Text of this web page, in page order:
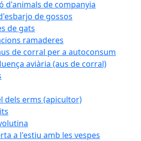
d'animals de companyia
de gossos
de gats
ramaderes
de corral per a autoconsum
aviària (aus de corral)
dels erms (apicultor)
a l'estiu amb les vespes